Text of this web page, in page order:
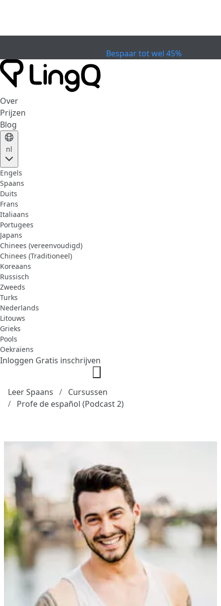
Bespaar tot wel 45%
Over
Prijzen
Blog
nl
Engels
Spaans
Duits
Frans
Italiaans
Portugees
Japans
Chinees (vereenvoudigd)
Chinees (Traditioneel)
Koreaans
Russisch
Zweeds
Turks
Nederlands
Litouws
Grieks
Pools
Oekraïens
Inloggen Gratis inschrijven
Leer Spaans
Cursussen
Profe de español (Podcast 2)